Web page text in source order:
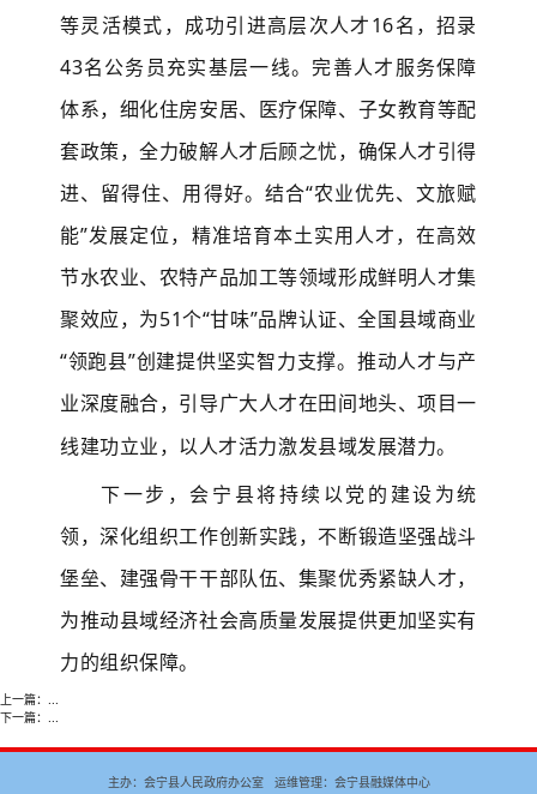
等灵活模式，成功引进高层次人才16名，招录
43名公务员充实基层一线。完善人才服务保障
体系，细化住房安居、医疗保障、子女教育等配
套政策，全力破解人才后顾之忧，确保人才引得
进、留得住、用得好。结合“农业优先、文旅赋
能”发展定位，精准培育本土实用人才，在高效
节水农业、农特产品加工等领域形成鲜明人才集
聚效应，为51个“甘味”品牌认证、全国县域商业
“领跑县”创建提供坚实智力支撑。推动人才与产
业深度融合，引导广大人才在田间地头、项目一
线建功立业，以人才活力激发县域发展潜力。
下一步，会宁县将持续以党的建设为统
领，深化组织工作创新实践，不断锻造坚强战斗
堡垒、建强骨干干部队伍、集聚优秀紧缺人才，
为推动县域经济社会高质量发展提供更加坚实有
力的组织保障。
上一篇： ...
下一篇： ...
主办：会宁县人民政府办公室 运维管理：会宁县融媒体中心